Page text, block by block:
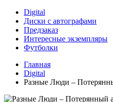
Digital
Диски с автографами
Предзаказ
Интересные экземпляры
Футболки
Главная
Digital
Разные Люди –